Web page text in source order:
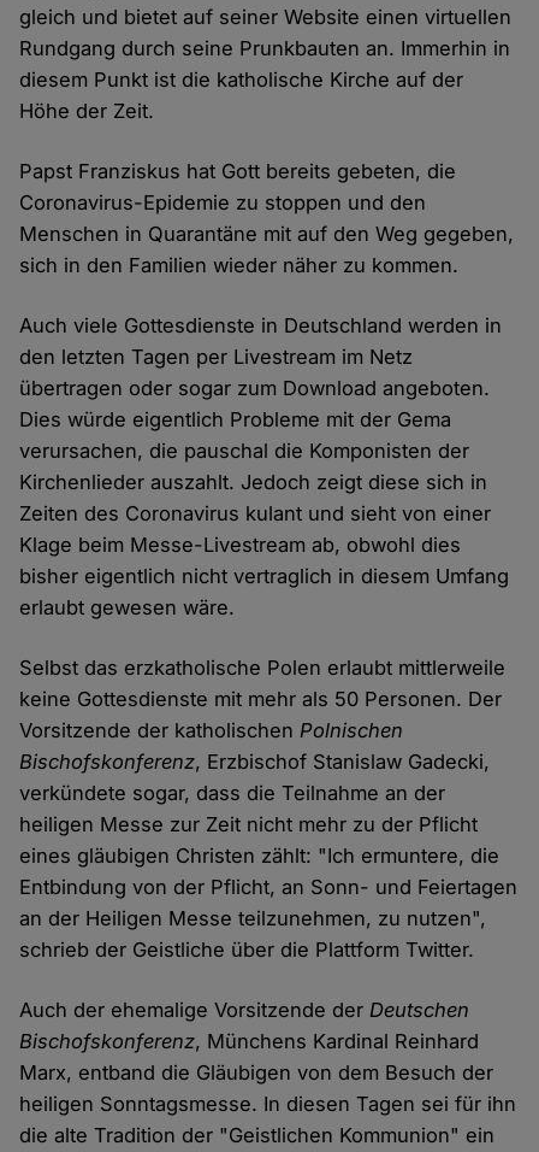
gleich und bietet auf seiner Website einen virtuellen
Rundgang durch seine Prunkbauten an. Immerhin in
diesem Punkt ist die katholische Kirche auf der
Höhe der Zeit.
Papst Franziskus hat Gott bereits gebeten, die
Coronavirus-Epidemie zu stoppen und den
Menschen in Quarantäne mit auf den Weg gegeben,
sich in den Familien wieder näher zu kommen.
Auch viele Gottesdienste in Deutschland werden in
den letzten Tagen per Livestream im Netz
übertragen oder sogar zum Download angeboten.
Dies würde eigentlich Probleme mit der Gema
verursachen, die pauschal die Komponisten der
Kirchenlieder auszahlt. Jedoch zeigt diese sich in
Zeiten des Coronavirus kulant und sieht von einer
Klage beim Messe-Livestream ab, obwohl dies
bisher eigentlich nicht vertraglich in diesem Umfang
erlaubt gewesen wäre.
Selbst das erzkatholische Polen erlaubt mittlerweile
keine Gottesdienste mit mehr als 50 Personen. Der
Vorsitzende der katholischenPolnischen
Bischofskonferenz, Erzbischof Stanislaw Gadecki,
verkündete sogar, dass die Teilnahme an der
heiligen Messe zur Zeit nicht mehr zu der Pflicht
eines gläubigen Christen zählt: "Ich ermuntere, die
Entbindung von der Pflicht, an Sonn- und Feiertagen
an der Heiligen Messe teilzunehmen, zu nutzen",
schrieb der Geistliche über die Plattform Twitter.
Auch der ehemalige Vorsitzende derDeutschen
Bischofskonferenz, Münchens Kardinal Reinhard
Marx, entband die Gläubigen von dem Besuch der
heiligen Sonntagsmesse. In diesen Tagen sei für ihn
die alte Tradition der "Geistlichen Kommunion" ein